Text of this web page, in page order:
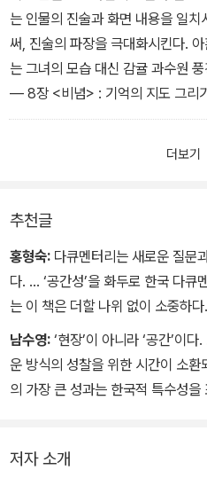
는 인물의 진술과 화면 내용을 일
써, 진술의 파장을 극대화시킨다.
는 그녀의 모습 대신 감귤 과수원
― 8장 <비념> : 기억의 지도 그리
더보기
추천글
홍형숙: 다큐멘터리는 새로운 질문
다. … ‘공간성’을 화두로 한국 다큐
는 이 책은 더할 나위 없이 소중하다.
남수영: ‘현장’이 아니라 ‘공간’이
운 방식의 성찰을 위한 시간이 소
의 가장 큰 성과는 한국적 특수성
저자 소개